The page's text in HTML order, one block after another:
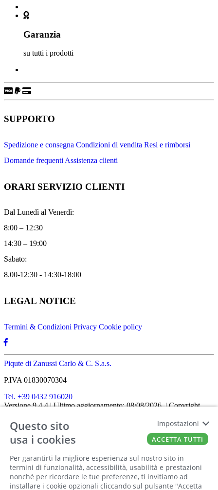
Garanzia
su tutti i prodotti
SUPPORTO
Spedizione e consegna Condizioni di vendita Resi e rimborsi
Domande frequenti Assistenza clienti
ORARI SERVIZIO CLIENTI
Dal Lunedì al Venerdì:
8:00 – 12:30
14:30 – 19:00
Sabato:
8.00-12:30 - 14:30-18:00
LEGAL NOTICE
Termini & Condizioni Privacy Cookie policy
Piqute di Zanussi Carlo & C. S.a.s.
P.IVA 01830070304
Tel. +39 0432 916020
Versione 9.4.4 | Ultimo aggiornamento: 08/08/2026 | Copyright
Home| Chi siamo| Approfondimenti
FATTO CON IL
DA EUROBUSINESS
Ciao! Stai usando un browser non più
supportato! Per fruire al meglio di questo
sito ti consigliamo di utilizzare un altro
Questo sito
usa i cookies
Per garantirti la migliore esperienza sul nostro sito in
termini di funzionalità, accessibilità, usabilità e prestazioni
nonché per ricordare le tue preferenze, ti invitiamo ad
installare i cookie opzionali cliccando sul pulsante "Accetta
Impostazioni
ACCETTA TUTTI